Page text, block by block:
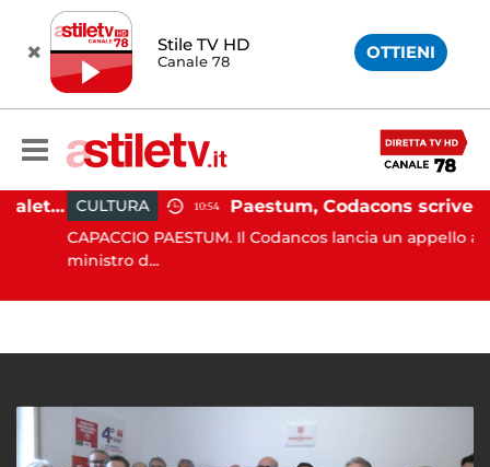
Stile TV HD
Canale 78 OTTIENI
Martina Carbonaro, braccialetto elettronico per i genitori della 14enne uccisa dall'ex CULTURA 10:54 Paestum, Codacons scrive al ministro Giuli: "Rilanciare scavi dell'Anfiteatro nell'area archeologica"
CAPACCIO PAESTUM. Il Codancos lancia un appello al
ministro d...